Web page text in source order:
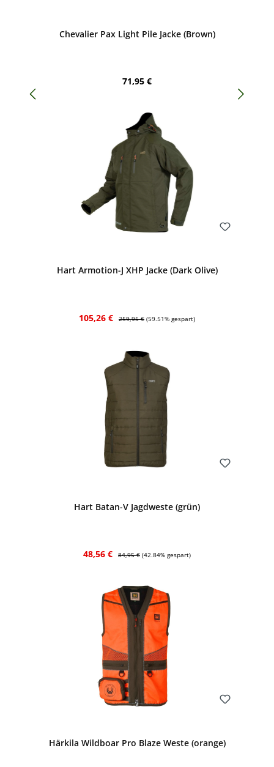
Chevalier Pax Light Pile Jacke (Brown)
Regulärer Preis:
71,95 €
Hart Armotion-J XHP Jacke (Dark Olive)
Verkaufspreis:
105,26 € Regulärer Preis:
259,95 € (59.51% gespart)
Hart Batan-V Jagdweste (grün)
Verkaufspreis:
48,56 € Regulärer Preis:
84,95 € (42.84% gespart)
Härkila Wildboar Pro Blaze Weste (orange)